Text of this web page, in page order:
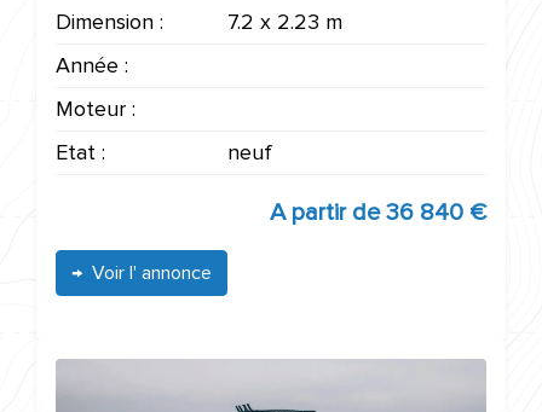
Dimension :
7.2 x 2.23 m
Année :
Moteur :
Etat :
neuf
A partir de36 840 €
Voir l' annonce